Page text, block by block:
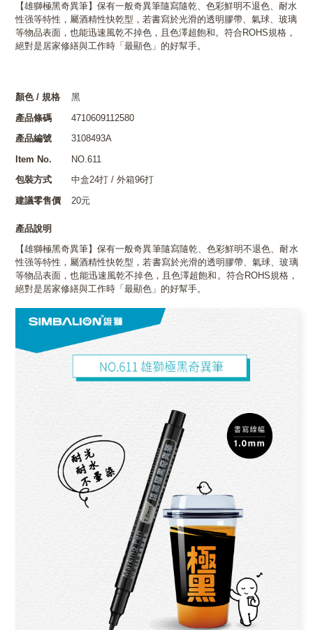
【雄獅極黑奇異筆】保有一般奇異筆隨寫隨乾、色彩鮮明不退色、耐水
性强等特性，屬酒精性快乾型，若書寫於光滑的透明膠帶、氣球、玻璃
等物品表面，也能迅速風乾不掉色，且色澤超飽和。符合ROHS規格，
絕對是居家修繕與工作時「最顯色」的好幫手。
顏色 / 規格
黑
產品條碼
4710609112580
產品編號
3108493A
Item No.
NO.611
包裝方式
中盒24打 / 外箱96打
建議零售價
20元
產品說明
【雄獅極黑奇異筆】保有一般奇異筆隨寫隨乾、色彩鮮明不退色、耐水
性强等特性，屬酒精性快乾型，若書寫於光滑的透明膠帶、氣球、玻璃
等物品表面，也能迅速風乾不掉色，且色澤超飽和。符合ROHS規格，
絕對是居家修繕與工作時「最顯色」的好幫手。